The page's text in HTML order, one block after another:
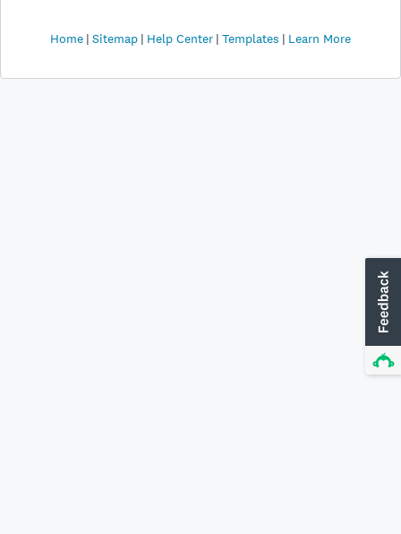
Home Sitemap Help Center Templates Learn More